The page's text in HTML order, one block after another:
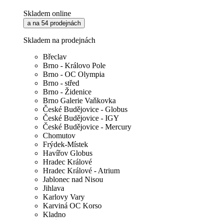
Skladem online
a na 54 prodejnách
Skladem na prodejnách
Břeclav
Brno - Královo Pole
Brno - OC Olympia
Brno - střed
Brno - Židenice
Brno Galerie Vaňkovka
České Budějovice - Globus
České Budějovice - IGY
České Budějovice - Mercury
Chomutov
Frýdek-Místek
Havířov Globus
Hradec Králové
Hradec Králové - Atrium
Jablonec nad Nisou
Jihlava
Karlovy Vary
Karviná OC Korso
Kladno